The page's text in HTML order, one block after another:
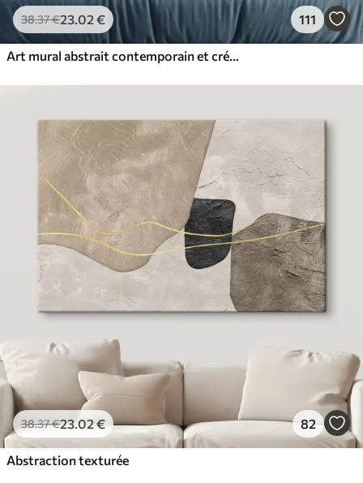
38.37€23.02 € 111
Art mural abstrait contemporain et créatif
38.37€23.02 € 82
Abstraction texturée